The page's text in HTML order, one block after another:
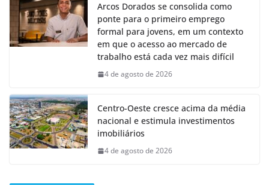
Arcos Dorados se consolida como
ponte para o primeiro emprego
formal para jovens, em um contexto
em que o acesso ao mercado de
trabalho está cada vez mais difícil
4 de agosto de 2026
Centro-Oeste cresce acima da média
nacional e estimula investimentos
imobiliários
4 de agosto de 2026